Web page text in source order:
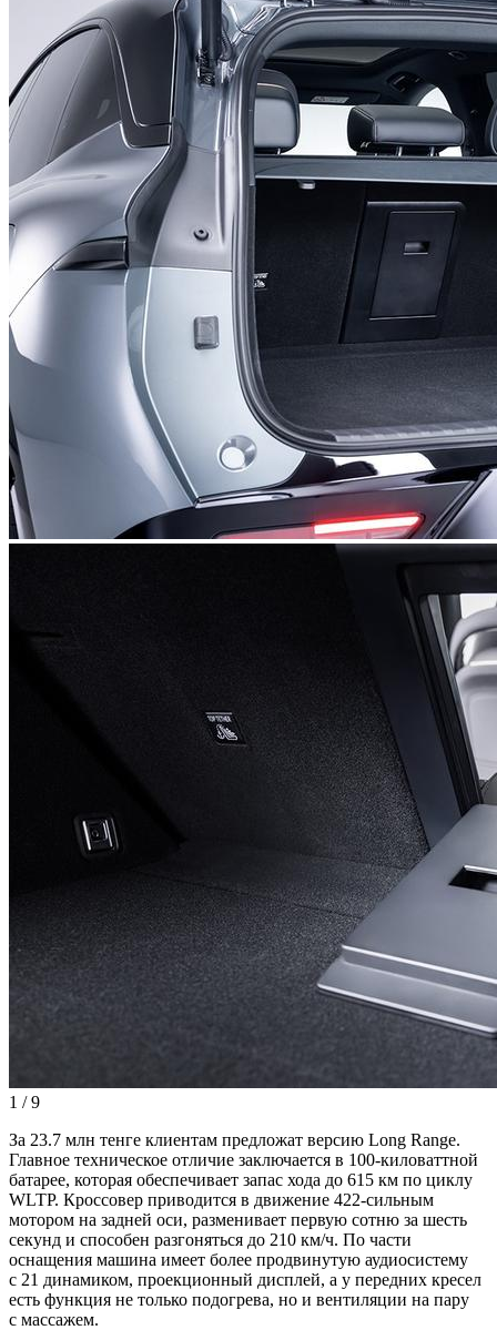
1 /9
За 23.7 млн тенге клиентам предложат версию Long Range.
Главное техническое отличие заключается в 100-киловаттной
батарее, которая обеспечивает запас хода до 615 км по циклу
WLTP. Кроссовер приводится в движение 422-сильным
мотором на задней оси, разменивает первую сотню за шесть
секунд и способен разгоняться до 210 км/ч. По части
оснащения машина имеет более продвинутую аудиосистему
с 21 динамиком, проекционный дисплей, а у передних кресел
есть функция не только подогрева, но и вентиляции на пару
с массажем.